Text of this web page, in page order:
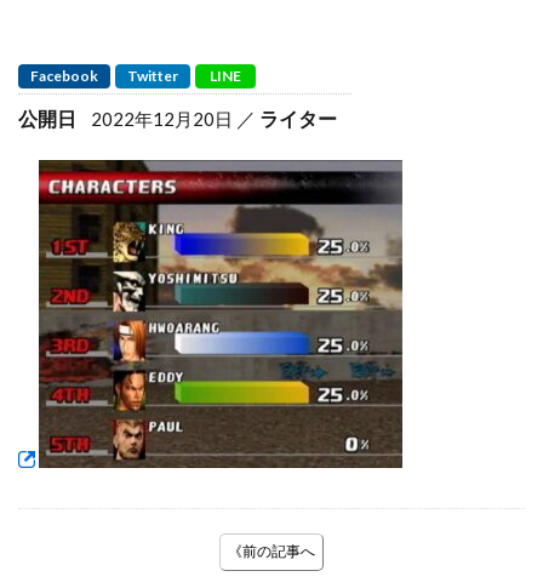
Facebook Twitter LINE
公開日 2022年12月20日 ライター
《前の記事へ